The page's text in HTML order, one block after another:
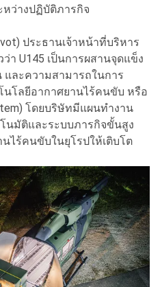
ว่างปฏิบัติภารกิจ
ประธานเจ้าหน้าที่บริหาร
า U145 เป็นการผสานจุดแข็ง
และความสามารถในการ
นโลยีอากาศยานไร้คนขับ หรือ
โดยบริษัทมีแผนทำงาน
นมัติและระบบภารกิจขั้นสูง
ไร้คนขับในยุโรปให้เติบโต